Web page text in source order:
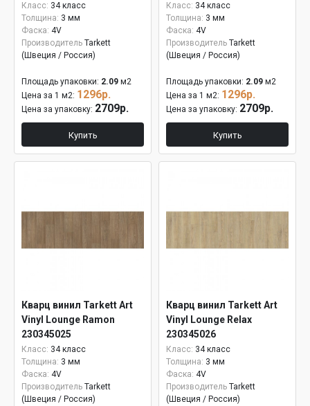
Класс: 34 класс
Толщина: 3 мм
Фаска: 4V
Производитель Tarkett
(Швеция / Россия)
Площадь упаковки: 2.09 м2
Цена за 1 м2: 1296р.
Цена за упаковку: 2709р.
Купить
Класс: 34 класс
Толщина: 3 мм
Фаска: 4V
Производитель Tarkett
(Швеция / Россия)
Площадь упаковки: 2.09 м2
Цена за 1 м2: 1296р.
Цена за упаковку: 2709р.
Купить
Кварц винил Tarkett Art
Vinyl Lounge Ramon
230345025
Класс: 34 класс
Толщина: 3 мм
Фаска: 4V
Производитель Tarkett
(Швеция / Россия)
Кварц винил Tarkett Art
Vinyl Lounge Relax
230345026
Класс: 34 класс
Толщина: 3 мм
Фаска: 4V
Производитель Tarkett
(Швеция / Россия)